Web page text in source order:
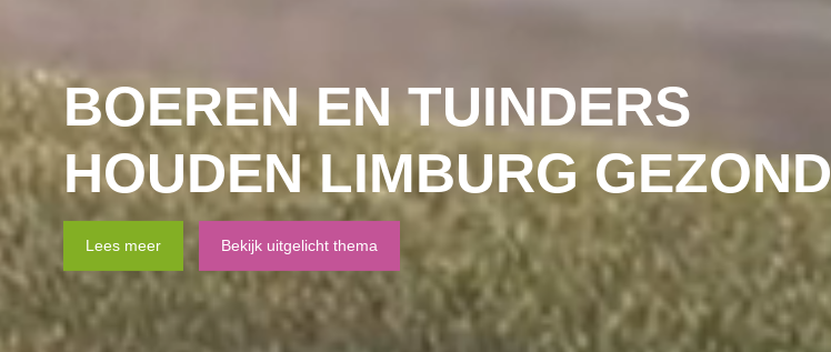
BOEREN EN TUINDERS
HOUDEN LIMBURG GEZOND
Lees meer Bekijk uitgelicht thema